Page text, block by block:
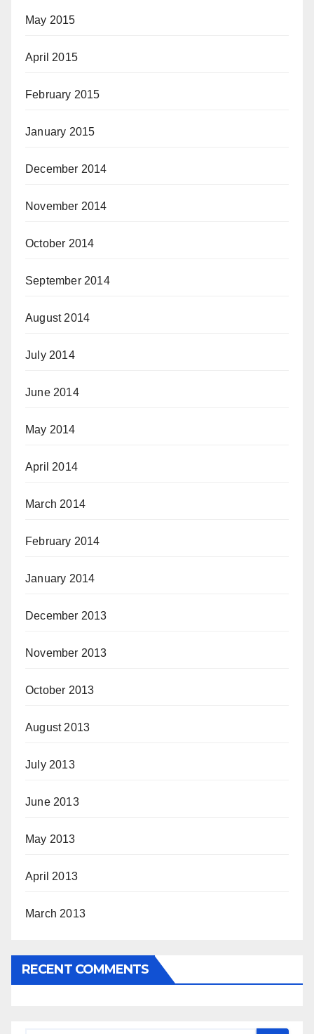
May 2015
April 2015
February 2015
January 2015
December 2014
November 2014
October 2014
September 2014
August 2014
July 2014
June 2014
May 2014
April 2014
March 2014
February 2014
January 2014
December 2013
November 2013
October 2013
August 2013
July 2013
June 2013
May 2013
April 2013
March 2013
RECENT COMMENTS